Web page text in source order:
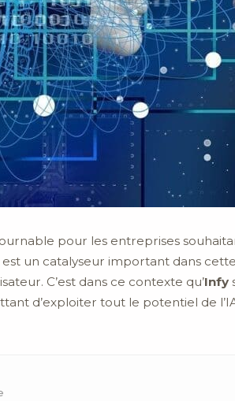
pour les entreprises
est un catalyseur important dans
C’est dans ce contexte qu’Infy
d’exploiter tout le potentiel de